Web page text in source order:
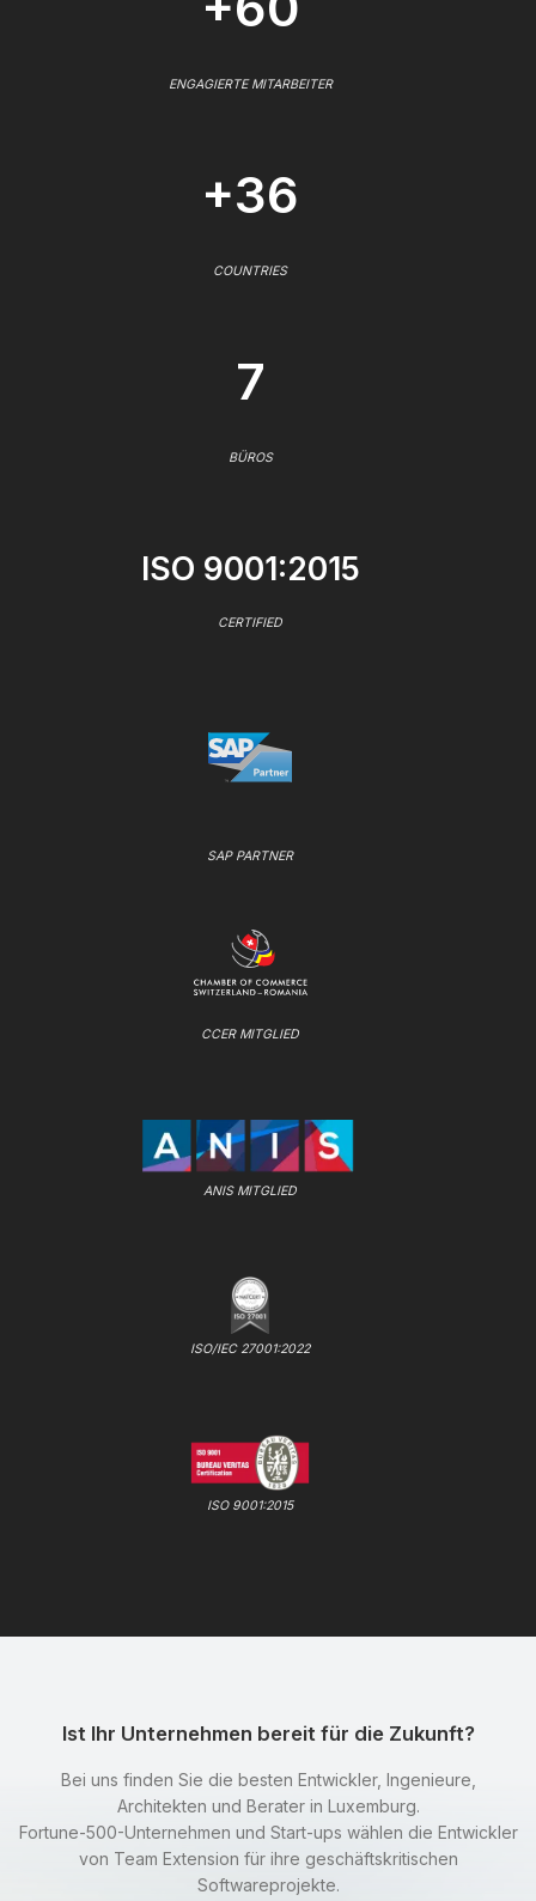
ENGAGIERTE MITARBEITER
+36
COUNTRIES
7
BÜROS
ISO 9001:2015
CERTIFIED
SAP PARTNER
CCER MITGLIED
ANIS MITGLIED
ISO/IEC 27001:2022
ISO 9001:2015
Ist Ihr Unternehmen bereit für die Zukunft?
Bei uns finden Sie die besten Entwickler, Ingenieure,
Architekten und Berater in Luxemburg.
Fortune-500-Unternehmen und Start-ups wählen die Entwickler
von Team Extension für ihre geschäftskritischen
Softwareprojekte.